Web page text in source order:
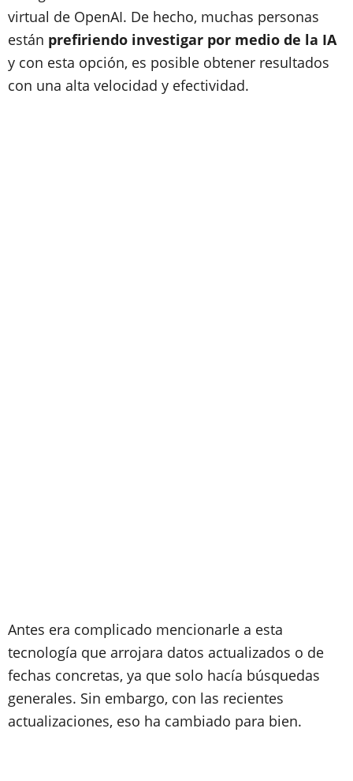
virtual de OpenAI. De hecho, muchas personas
están prefiriendo investigar por medio de la IA
y con esta opción, es posible obtener resultados
con una alta velocidad y efectividad.
Antes era complicado mencionarle a esta
tecnología que arrojara datos actualizados o de
fechas concretas, ya que solo hacía búsquedas
generales. Sin embargo, con las recientes
actualizaciones, eso ha cambiado para bien.